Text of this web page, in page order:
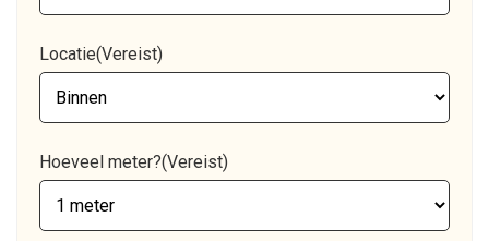
Locatie(Vereist)
Hoeveel meter?(Vereist)